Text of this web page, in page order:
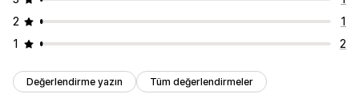
2
1
1
2
Değerlendirme yazın Tüm değerlendirmeler